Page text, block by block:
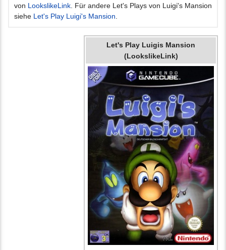
von LookslikeLink. Für andere Let's Plays von Luigi's Mansion
siehe Let's Play Luigi's Mansion.
Let's Play Luigis Mansion
(LookslikeLink)